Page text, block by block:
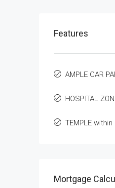
Features
AMPLE CAR
HOSPITAL
TEMPLE within
Mortgage